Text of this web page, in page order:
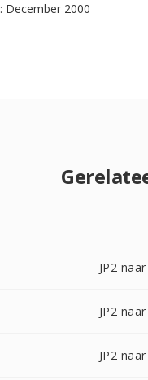
: December 2000
JP2 naar
JP2
JP2 naar